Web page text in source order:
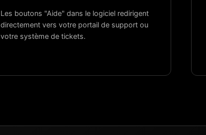
Les boutons "Aide" dans le logiciel redirigent
directement vers votre portail de support ou
votre système de tickets.